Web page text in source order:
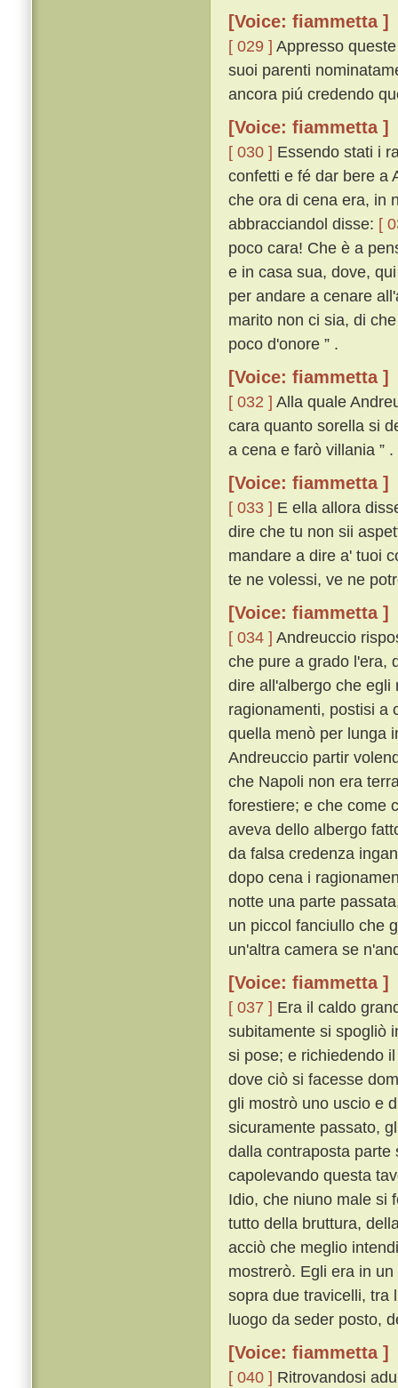
[Voice: fiammetta ]
[ 029 ] Appresso
suoi parenti
ancora piú credendo
[Voice: fiammetta ]
[ 030 ] Essendo stati i
confetti e fé dar bere a
che ora di cena era, in
abbracciandol disse: [
poco cara! Che è a
e in casa sua, dove,
per andare a cenare
marito non ci sia, di
poco d'onore ” .
[Voice: fiammetta ]
[ 032 ] Alla quale
cara quanto sorella si
a cena e farò villania ” .
[Voice: fiammetta ]
[ 033 ] E ella allora
dire che tu non sii
mandare a dire a' tuoi
te ne volessi, ve ne
[Voice: fiammetta ]
[ 034 ] Andreuccio
che pure a grado l'era,
dire all'albergo che
ragionamenti, postisi a
quella menò per lunga
Andreuccio partir
che Napoli non era
forestiere; e che come
aveva dello albergo
da falsa credenza
dopo cena i
notte una parte
un piccol fanciullo che
un'altra camera se
[Voice: fiammetta ]
[ 037 ] Era il caldo
subitamente si spogliò
si pose; e richiedendo
dove ciò si facesse
gli mostrò uno uscio e
sicuramente passato,
dalla contraposta parte
capolevando questa
Idio, che niuno male si
tutto della bruttura,
acciò che meglio
mostrerò. Egli era in
sopra due travicelli, tra
luogo da seder posto,
[Voice: fiammetta ]
[ 040 ] Ritrovandosi